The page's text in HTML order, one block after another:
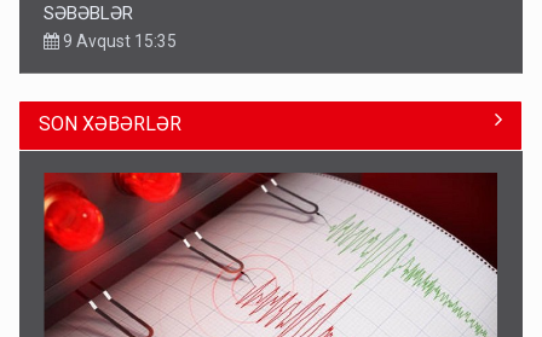
SƏBƏBLƏR
9 Avqust 15:35
SON XƏBƏRLƏR